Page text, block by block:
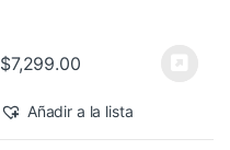
$7,299.00
Añadir a la lista